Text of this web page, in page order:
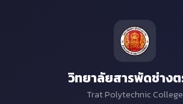
วิทยาลัยสารพัดช่าง
Trat Polytechnic College